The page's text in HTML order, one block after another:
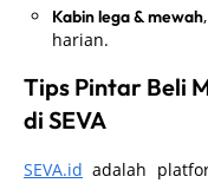
Kabin lega & mewah
harian.
Tips Pintar Beli
di SEVA
SEVA.id adalah